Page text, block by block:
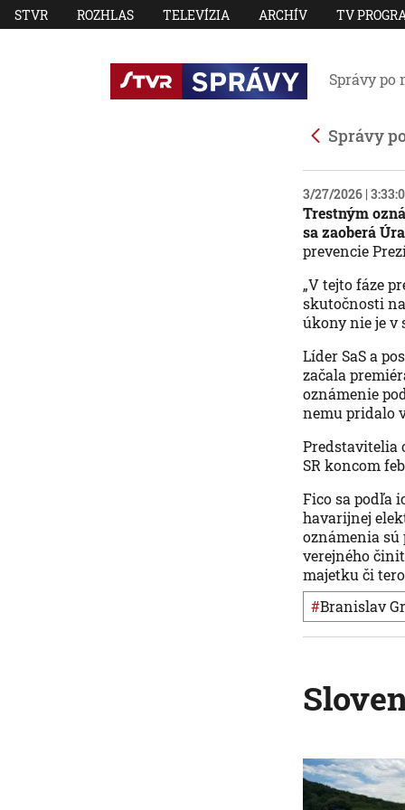
STVR ROZHLAS TELEVÍZIA ARCHÍV TV
Správy po
Správy
3/27/2026 |
Trestným
sa zaoberá
prevencie
„V tejto fáze
skutočnosti
úkony nie je v
Líder SaS a
začala
oznámenie
nemu pridalo
Predstavitelia
SR koncom
Fico sa podľa
havarijnej
oznámenia sú
verejného
majetku či
# Branislav